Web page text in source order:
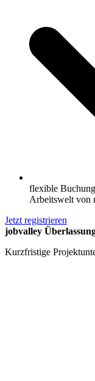
flexible
Arbeitswelt von
Jetzt registrieren
jobvalley
Kurzfristige